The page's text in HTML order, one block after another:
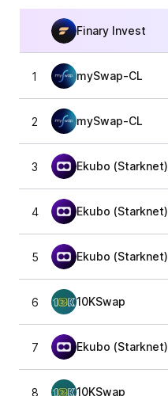
Finary Invest
1 mySwap-CL
2 mySwap-CL
3 Ekubo (Starknet)
4 Ekubo (Starknet)
5 Ekubo (Starknet)
6 10KSwap
7 Ekubo (Starknet)
8 10KSwap